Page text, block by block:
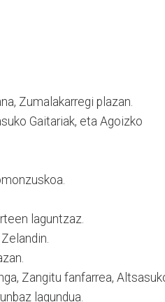
Zumalakarregi plazan.
Gaitariak, eta Agoizko
laguntzaz.
Zangitu fanfarrea,
lagundua.